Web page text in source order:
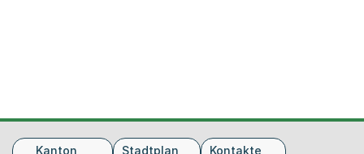
FusszeileKanton Stadtplan Kontakte